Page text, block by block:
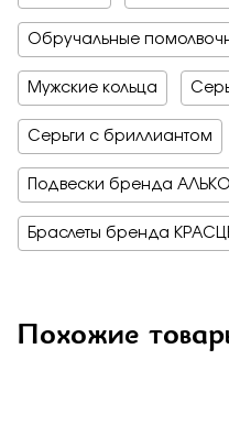
Обручальные
Мужские кольца
Серьги с бриллиантом
Подвески бренда
Браслеты бренда
Похожие